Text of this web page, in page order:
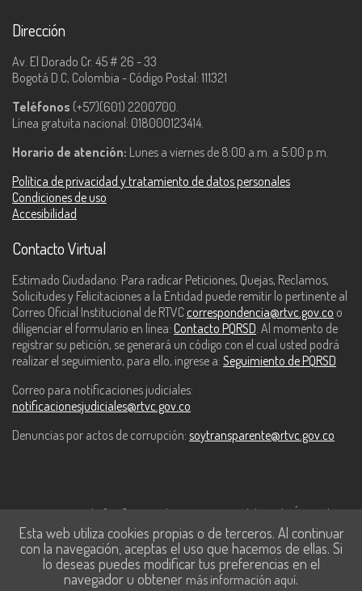
Dirección
Av. El Dorado Cr. 45 # 26 - 33
Bogotá D.C, Colombia - Código Postal: 111321
Teléfonos (+57)(601) 2200700.
Línea gratuita nacional: 018000123414.
Horario de atención: Lunes a viernes de 8:00 a.m. a 5:00 p.m.
Política de privacidad y tratamiento de datos personales
Condiciones de uso
Accesibilidad
Contacto Virtual
Estimado Ciudadano: Para radicar Peticiones, Quejas, Reclamos,
Solicitudes y Felicitaciones a la Entidad puede remitir lo pertinente al
Correo Oficial Institucional de RTVC correspondencia@rtvc.gov.co o
diligenciar el formulario en línea: Contacto PQRSD. Al momento de
registrar su petición, se generará un código con el cual usted podrá
realizar el seguimiento, para ello, ingrese a: Seguimiento de PQRSD
Correo para notificaciones judiciales:
notificacionesjudiciales@rtvc.gov.co
Denuncias por actos de corrupción: soytransparente@rtvc.gov.co
Este contenido fue financiado con recursos del Fondo Único de
Tecnologías de la Información y las Comunicaciones de MinTic.
Esta web utiliza cookies propias o de terceros. Al continuar
con la navegación, aceptas el uso que hacemos de ellas. Si
lo deseas puedes modificar tus preferencias en el
navegador u obtener más información aquí.